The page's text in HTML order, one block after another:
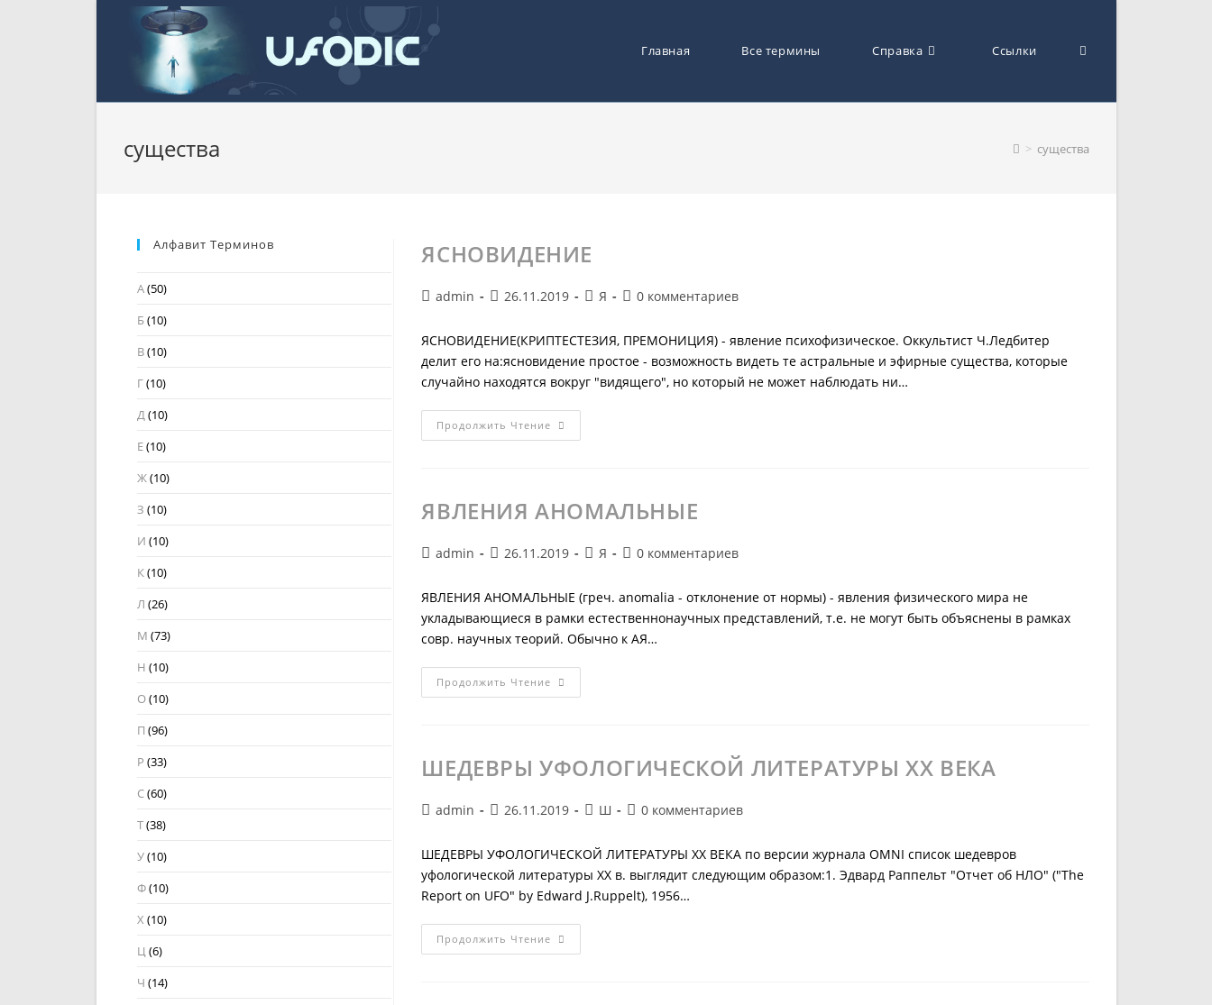
Главная Все термины Справка Ссылки Переключить
поиск
существа > существа
ЯСНОВИДЕНИЕ
Автор
admin
Запись
26.11.2019
Рубрика
Я
Комментарии
записи:
0 комментариев
ЯСНОВИДЕНИЕ(КРИПТЕСТЕЗИЯ, ПРЕМОНИЦИЯ) - явление психофизическое. Оккультист Ч.Ледбитер
делит его на:ясновидение простое - возможность видеть те астральные и эфирные существа, которые
случайно находятся вокруг "видящего", но который не может наблюдать ни…
Продолжить Чтение ЯСНОВИДЕНИЕ
ЯВЛЕНИЯ АНОМАЛЬНЫЕ
Автор
admin
Запись
26.11.2019
Рубрика
Я
Комментарии
записи:
0 комментариев
ЯВЛЕНИЯ АНОМАЛЬНЫЕ (греч. anomalia - отклонение от нормы) - явления физического мира не
укладывающиеся в рамки естественнонаучных представлений, т.е. не могут быть объяснены в рамках
совр. научных теорий. Обычно к АЯ…
Продолжить Чтение ЯВЛЕНИЯ
АНОМАЛЬНЫЕ
ШЕДЕВРЫ УФОЛОГИЧЕСКОЙ ЛИТЕРАТУРЫ ХХ ВЕКА
Автор
admin
Запись
26.11.2019
Рубрика
Ш
Комментарии
записи:
0 комментариев
ШЕДЕВРЫ УФОЛОГИЧЕСКОЙ ЛИТЕРАТУРЫ ХХ ВЕКА по версии журнала OMNI список шедевров
уфологической литературы ХХ в. выглядит следующим образом:1. Эдвард Раппельт "Отчет об НЛО" ("The
Report on UFO" by Edward J.Ruppelt), 1956…
Продолжить Чтение ШЕДЕВРЫ
УФОЛОГИЧЕСКОЙ
Алфавит Терминов
А(50)
Б(10)
В(10)
Г(10)
Д(10)
Е(10)
Ж(10)
З (10)
И (10)
К(10)
Л (26)
М (73)
Н (10)
О(10)
П (96)
Р (33)
С(60)
Т(38)
У(10)
Ф(10)
Х (10)
Ц(6)
Ч (14)